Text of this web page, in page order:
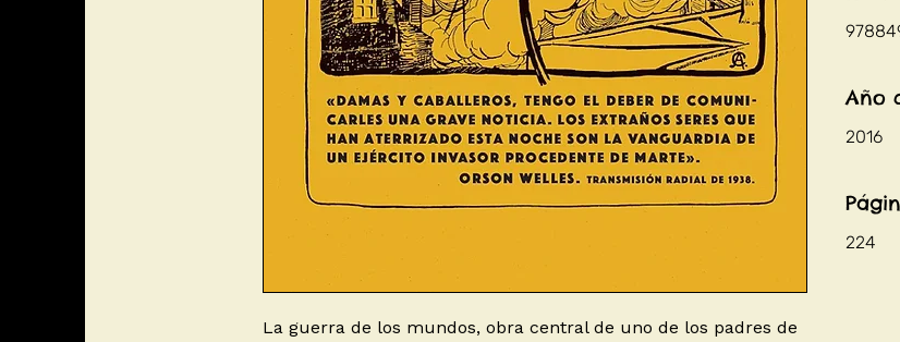
La guerra de los mundos, obra central de uno de los padres de
Año
2016
224